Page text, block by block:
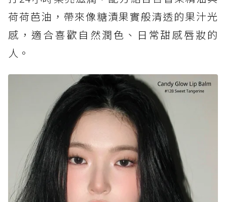
荷荷芭油，帶來像糖漬果實般清透的果汁光
感，適合喜歡自然潤色、日常甜感唇妝的
人。